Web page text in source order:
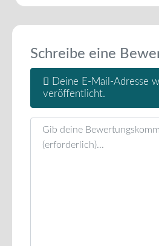
Schreibe eine
Deine E-Mail-Adresse
veröffentlicht.
Rezensionstext